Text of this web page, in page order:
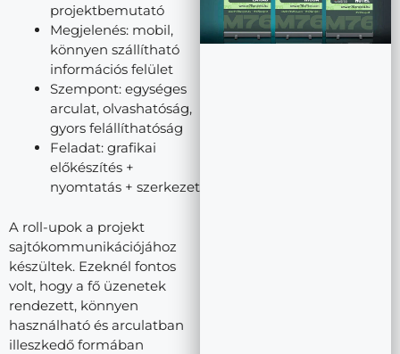
projektbemutató
Megjelenés: mobil,
könnyen szállítható
információs felület
Szempont: egységes
arculat, olvashatóság,
gyors felállíthatóság
Feladat: grafikai
előkészítés +
nyomtatás + szerkezet
A roll-upok a projekt
sajtókommunikációjához
készültek. Ezeknél fontos
volt, hogy a fő üzenetek
rendezett, könnyen
használható és arculatban
illeszkedő formában